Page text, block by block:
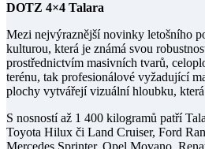
DOTZ 4×4 Talara
Mezi nejvýraznější novinky letošního
kulturou, která je známá svou
prostřednictvím masivních tvarů,
terénu, tak profesionálové vyžadující
plochy vytvářejí vizuální hloubku,
S nosností až 1 400 kilogramů patří
Toyota Hilux či Land Cruiser, Ford